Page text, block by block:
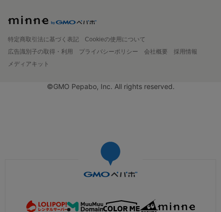
特定商取引法に基づく表記
Cookieの使用について
広告識別子の取得・利用
プライバシーポリシー 会社概要
採用情報
メディアキット
©GMO Pepabo, Inc. All rights reserved.